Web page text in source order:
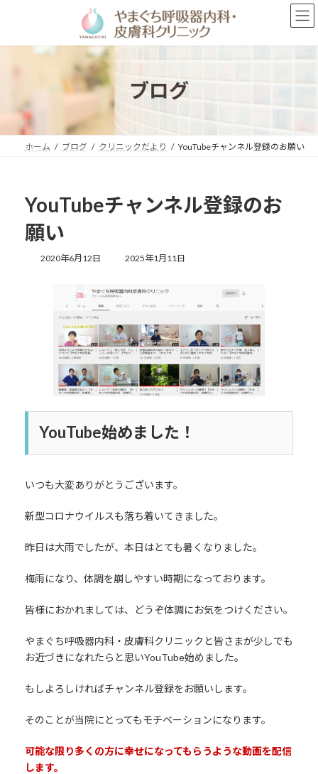
ン
プ
ー
動
ブログ
ホーム ブログ クリニックだより YouTubeチャンネル登録のお願い
YouTubeチャンネル登録のお
願い
2020年6月12日
最
新
日
:
2025年1月11日
YouTube始めました！
いつも大変ありがとうございます。
新型コロナウイルスも落ち着いてきました。
昨日は大雨でしたが、本日はとても暑くなりました。
梅雨になり、体調を崩しやすい時期になっております。
皆様におかれましては、どうぞ体調にお気をつけください。
やまぐち呼吸器内科・皮膚科クリニックと皆さまが少しでも
お近づきになれたらと思いYouTube始めました。
もしよろしければチャンネル登録をお願いします。
そのことが当院にとってもモチベーションになります。
可能な限り多くの方に幸せになってもらうような動画を配信
します。